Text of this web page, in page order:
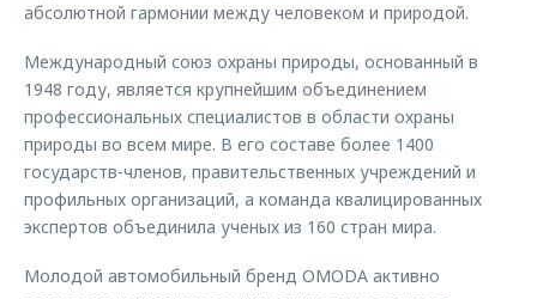
абсолютной гармонии между человеком и природой.
Международный союз охраны природы, основанный в
1948 году, является крупнейшим объединением
профессиональных специалистов в области охраны
природы во всем мире. В его составе более 1400
государств-членов, правительственных учреждений и
профильных организаций, а команда квалицированных
экспертов объединила ученых из 160 стран мира.
Молодой автомобильный бренд OMODA активно